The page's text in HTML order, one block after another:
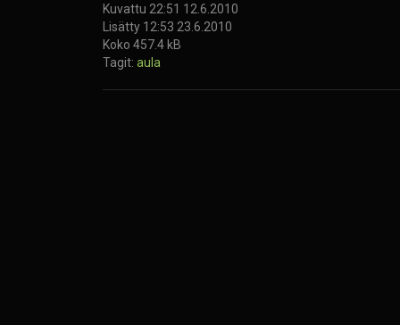
Kuvattu 22:51 12.6.2010
Lisätty 12:53 23.6.2010
Koko 457.4 kB
Tagit: aula